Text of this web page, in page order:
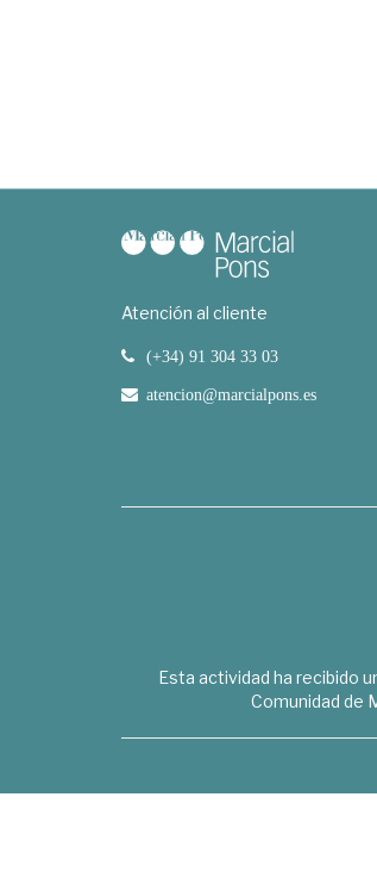
Atención al cliente
(+34) 91 304 33 03
atencion@marcialpons.es
Esta actividad ha recibido
Comunidad de